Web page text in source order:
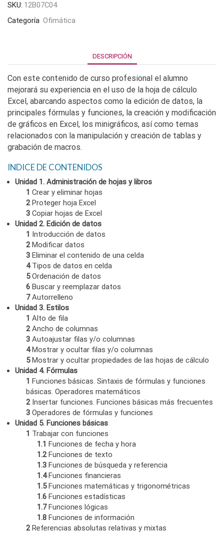
SKU: 12B07C04
Categoría Ofimática
DESCRIPCIÓN
Con este contenido de curso profesional el alumno
mejorará su experiencia en el uso de la hoja de cálculo
Excel, abarcando aspectos como la edición de datos, la
principales fórmulas y funciones, la creación y modificación
de gráficos en Excel, los minigráficos, así como temas
relacionados con la manipulación y creación de tablas y
grabación de macros.
INDICE DE CONTENIDOS
Unidad 1. Administración de hojas y libros
1 Crear y eliminar hojas
2Proteger hoja Excel
3 Copiar hojas de Excel
Unidad 2. Edición de datos
1 Introducción de datos
2Modificar datos
3 Eliminar el contenido de una celda
4Tipos de datos en celda
5Ordenación de datos
6 Buscar y reemplazar datos
7Autorrelleno
Unidad 3. Estilos
1 Alto de fila
2Ancho de columnas
3 Autoajustar filas y/o columnas
4Mostrar y ocultar filas y/o columnas
5Mostrar y ocultar propiedades de las hojas de cálculo
Unidad 4. Fórmulas
1 Funciones básicas. Sintaxis de fórmulas y funciones
básicas. Operadores matemáticos
2Insertar funciones. Funciones básicas más frecuentes
3 Operadores de fórmulas y funciones
Unidad 5. Funciones básicas
1 Trabajar con funciones
1.1 Funciones de fecha y hora
1.2Funciones de texto
1.3 Funciones de búsqueda y referencia
1.4Funciones financieras
1.5Funciones matemáticas y trigonométricas
1.6 Funciones estadísticas
1.7Funciones lógicas
1.8 Funciones de información
2Referencias absolutas relativas y mixtas